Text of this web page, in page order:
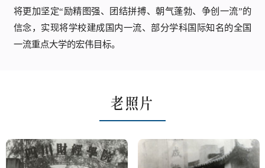
将更加坚定“励精图强、团结拼搏、朝气蓬勃、争创一流”的
信念，实现将学校建成国内一流、部分学科国际知名的全国
一流重点大学的宏伟目标。
老照片